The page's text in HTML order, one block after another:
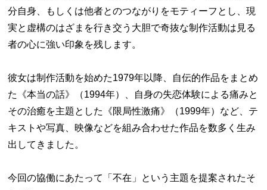
分自身、もしくは他者とのつながりをモティーフとし、現
実と虚構のはざまを行き交う大胆で奇抜な制作活動は見る
者の心に強い印象を残します。
彼女は制作活動を始めた1979年以降、自伝的作品をまとめ
た《本当の話》（1994年）、自身の失恋体験による痛みと
その治癒を主題とした《限局性激痛》（1999年）など、テ
キストや写真、映像などを組み合わせた作品を数多く生み
出してきました。
今回の協働にあたって「不在」という主題を提案されたそ